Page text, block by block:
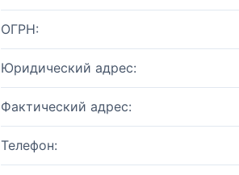
ОГРН:
Юридический адрес:
Фактический адрес:
Телефон: